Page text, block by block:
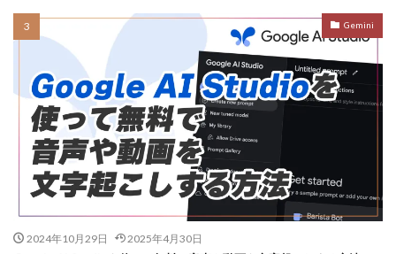
Gemini
2024年10月29日 2025年4月30日